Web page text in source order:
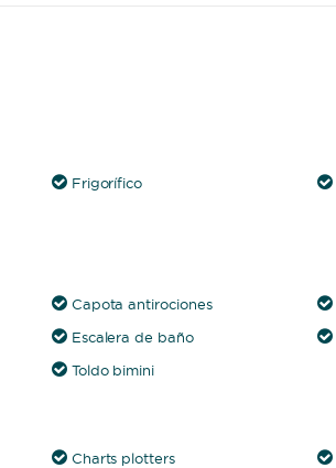
Frigorífico
Capota antirociones
Escalera de baño
Toldo bimini
Charts plotters